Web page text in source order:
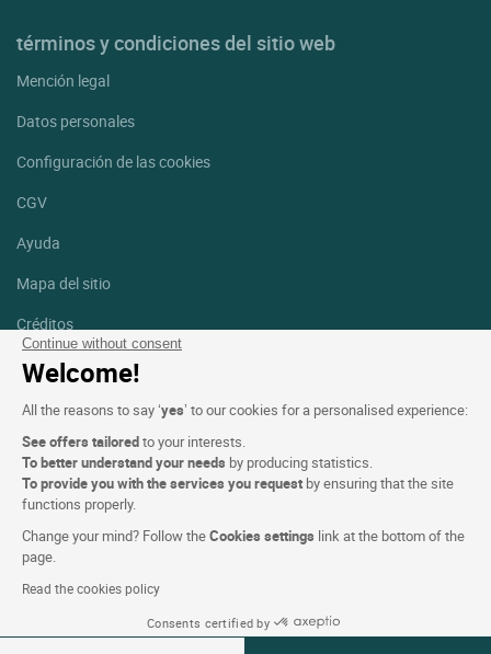
Continue without consent
Welcome!
All the reasons to say ‘yes’ to our cookies for a personalised experience:
See offers tailoredto your interests.
To better understand your needs by producing statistics.
To provide you with the services you request by ensuring that the site
functions properly.
Change your mind? Follow theCookies settings link at the bottom of the
page.
Read the cookies policy
Consents certified by
términos y condiciones del sitio web
Mención legal
Datos personales
Configuración de las cookies
CGV
Ayuda
Mapa del sitio
Créditos
fotografías
Facebook
Instagram
Linkedin
CGV. Powered bySIWAY